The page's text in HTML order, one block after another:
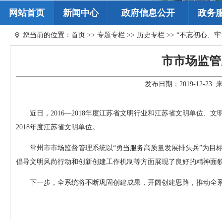
网站首页 新闻中心 政府信息公开 政务
您当前的位置： 首页 >> 专题专栏 >> 历史专栏 >> “不忘初心、
市市场监
发布日期：2019-12-23
近日，2016—2018年度江苏省文明行业和江苏省文明单位、
2018年度江苏省文明单位。
常州市市场监督管理系统以“勇当服务高质量发展排头兵”为
倡导文明风尚行动和创新创建工作机制等方面展现了良好的精神面
下一步，全系统将不断巩固创建成果，开阔创建思路，推动全